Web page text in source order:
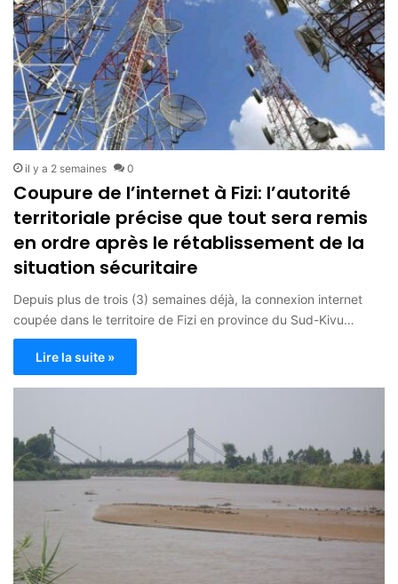
il y a 2 semaines 0
Coupure de l’internet à Fizi: l’autorité
territoriale précise que tout sera remis
en ordre après le rétablissement de la
situation sécuritaire
Depuis plus de trois (3) semaines déjà, la connexion internet
coupée dans le territoire de Fizi en province du Sud-Kivu…
Lire la suite »